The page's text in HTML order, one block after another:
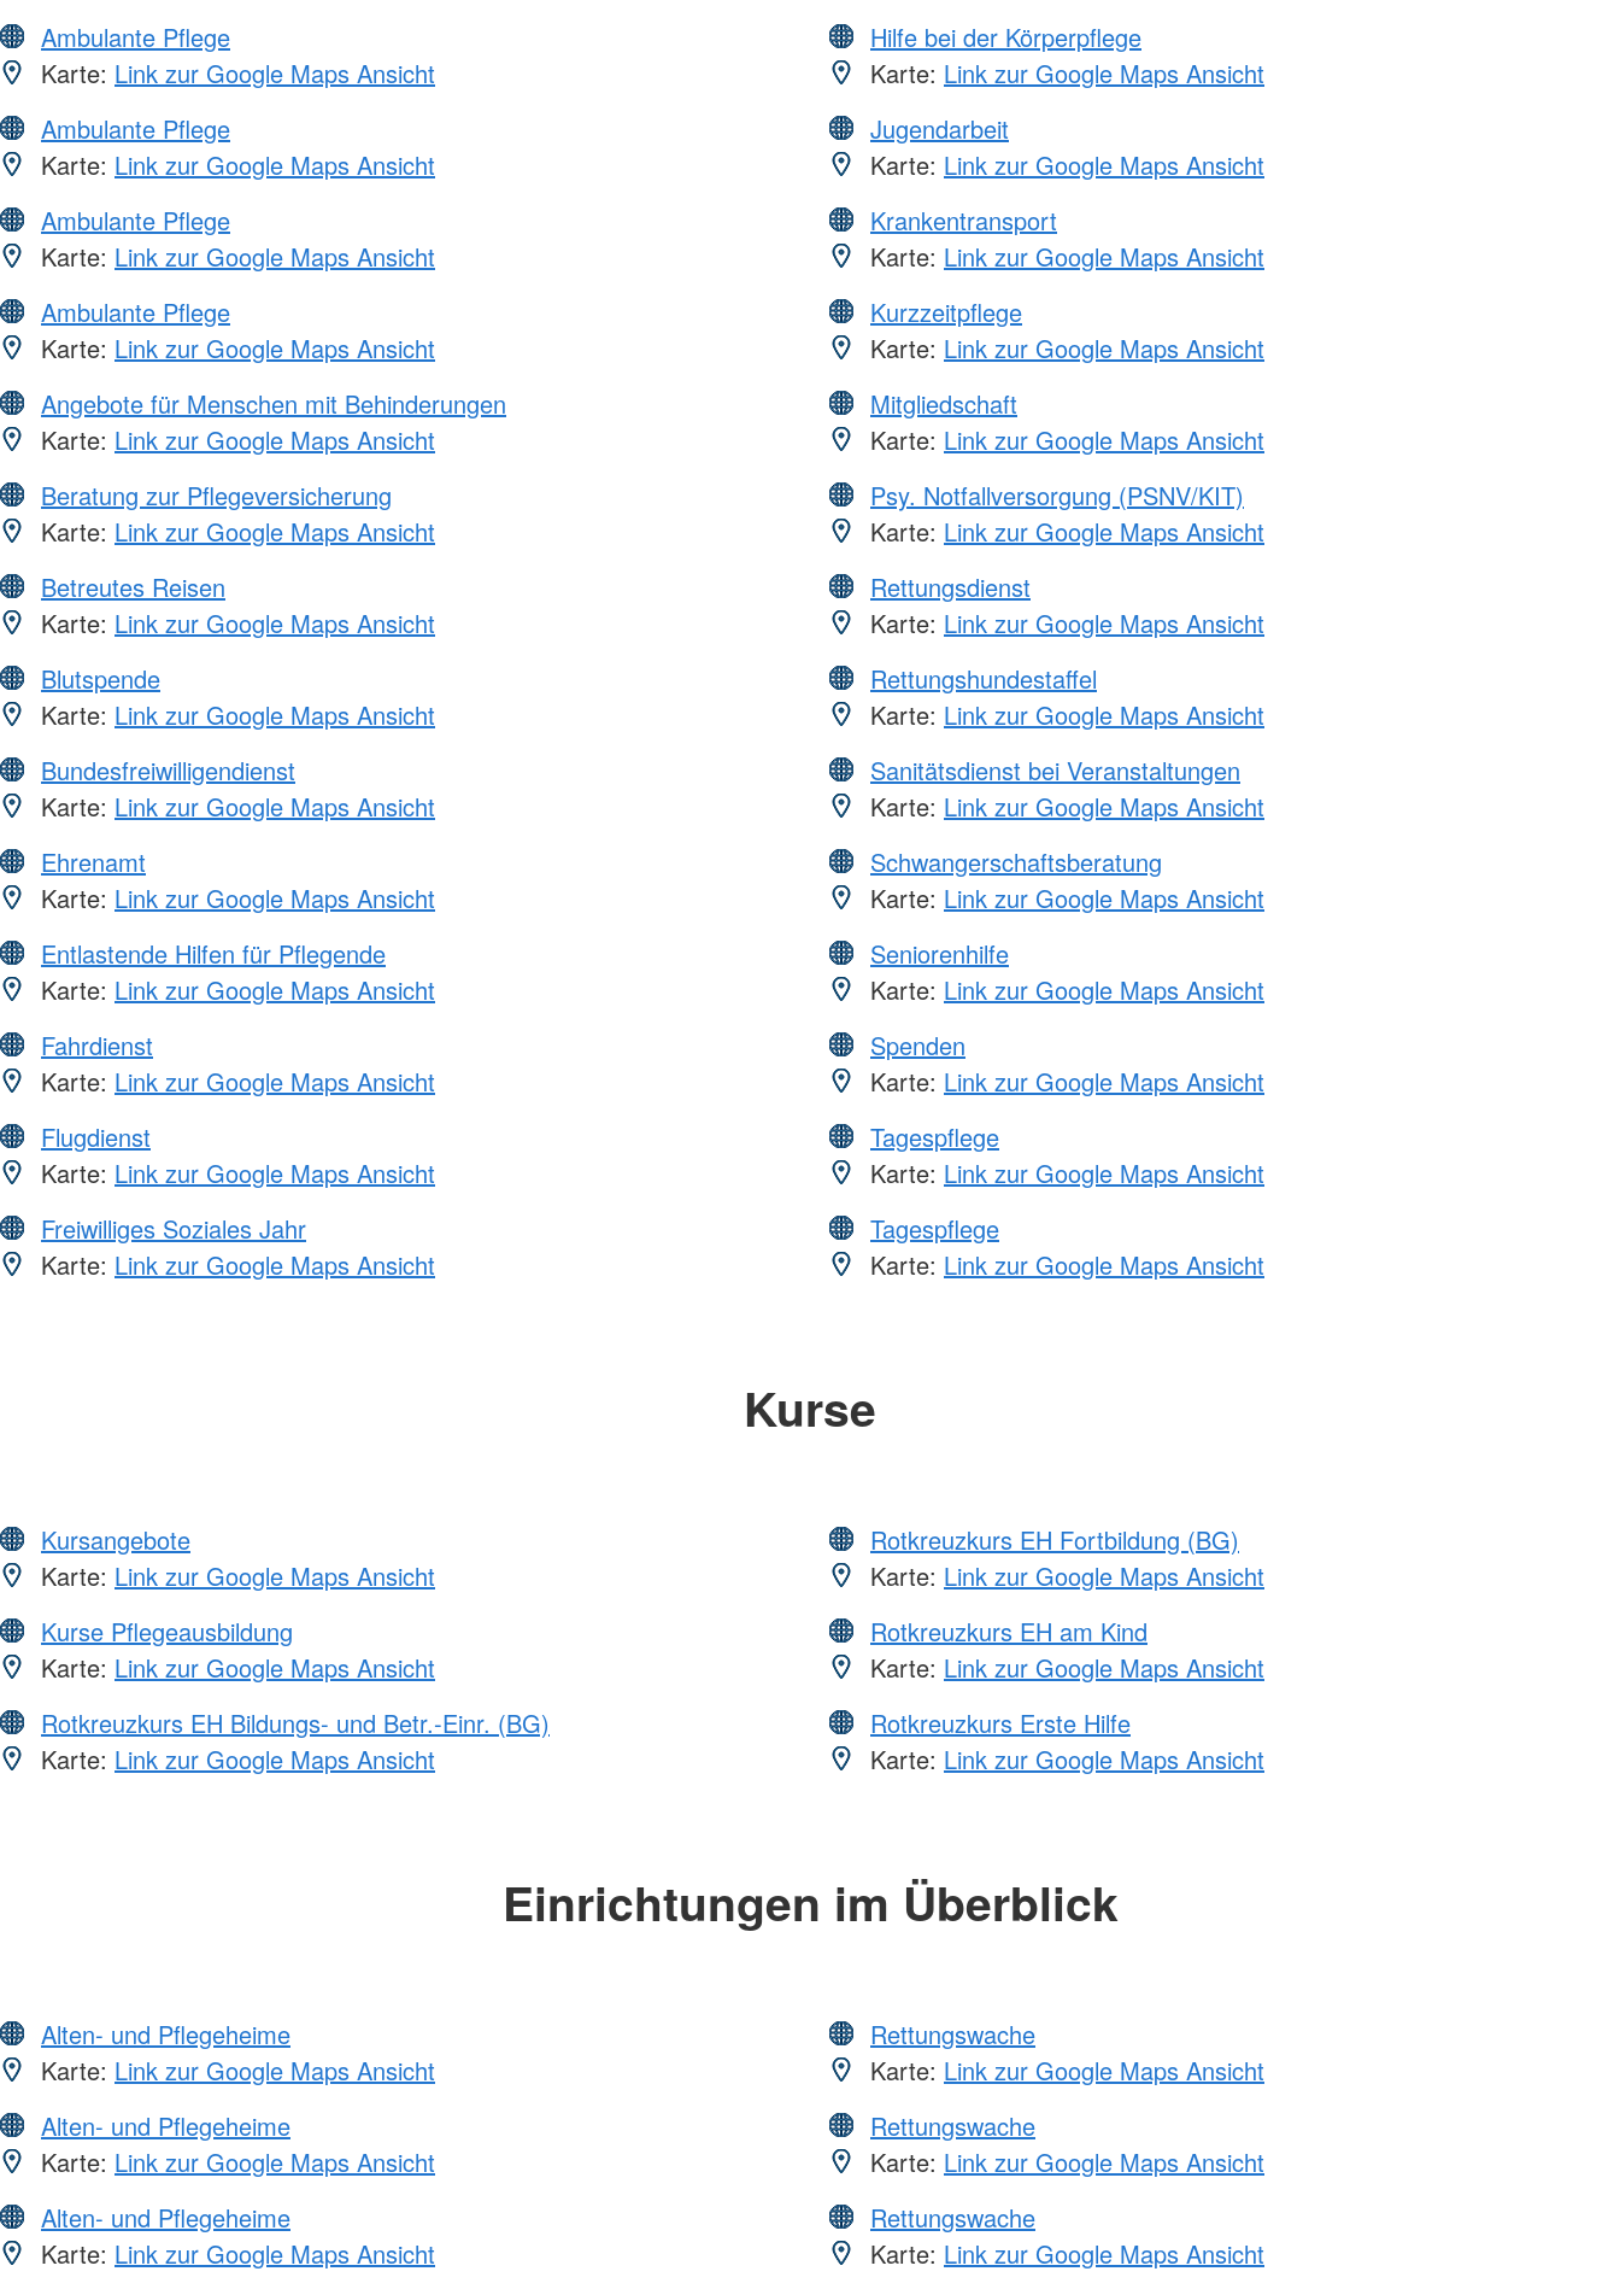
Ambulante Pflege
Karte: Link zur Google Maps Ansicht
Ambulante Pflege
Karte: Link zur Google Maps Ansicht
Ambulante Pflege
Karte: Link zur Google Maps Ansicht
Ambulante Pflege
Karte: Link zur Google Maps Ansicht
Angebote für Menschen mit Behinderungen
Karte: Link zur Google Maps Ansicht
Beratung zur Pflegeversicherung
Karte: Link zur Google Maps Ansicht
Betreutes Reisen
Karte: Link zur Google Maps Ansicht
Blutspende
Karte: Link zur Google Maps Ansicht
Bundesfreiwilligendienst
Karte: Link zur Google Maps Ansicht
Ehrenamt
Karte: Link zur Google Maps Ansicht
Entlastende Hilfen für Pflegende
Karte: Link zur Google Maps Ansicht
Fahrdienst
Karte: Link zur Google Maps Ansicht
Flugdienst
Karte: Link zur Google Maps Ansicht
Freiwilliges Soziales Jahr
Karte: Link zur Google Maps Ansicht
Hilfe bei der Körperpflege
Karte: Link zur Google Maps Ansicht
Jugendarbeit
Karte: Link zur Google Maps Ansicht
Krankentransport
Karte: Link zur Google Maps Ansicht
Kurzzeitpflege
Karte: Link zur Google Maps Ansicht
Mitgliedschaft
Karte: Link zur Google Maps Ansicht
Psy. Notfallversorgung (PSNV/KIT)
Karte: Link zur Google Maps Ansicht
Rettungsdienst
Karte: Link zur Google Maps Ansicht
Rettungshundestaffel
Karte: Link zur Google Maps Ansicht
Sanitätsdienst bei Veranstaltungen
Karte: Link zur Google Maps Ansicht
Schwangerschaftsberatung
Karte: Link zur Google Maps Ansicht
Seniorenhilfe
Karte: Link zur Google Maps Ansicht
Spenden
Karte: Link zur Google Maps Ansicht
Tagespflege
Karte: Link zur Google Maps Ansicht
Tagespflege
Karte: Link zur Google Maps Ansicht
Kurse
Kursangebote
Karte: Link zur Google Maps Ansicht
Kurse Pflegeausbildung
Karte: Link zur Google Maps Ansicht
Rotkreuzkurs EH Bildungs- und Betr.-Einr. (BG)
Karte: Link zur Google Maps Ansicht
Rotkreuzkurs EH Fortbildung (BG)
Karte: Link zur Google Maps Ansicht
Rotkreuzkurs EH am Kind
Karte: Link zur Google Maps Ansicht
Rotkreuzkurs Erste Hilfe
Karte: Link zur Google Maps Ansicht
Einrichtungen im Überblick
Alten- und Pflegeheime
Karte: Link zur Google Maps Ansicht
Alten- und Pflegeheime
Karte: Link zur Google Maps Ansicht
Alten- und Pflegeheime
Karte: Link zur Google Maps Ansicht
Rettungswache
Karte: Link zur Google Maps Ansicht
Rettungswache
Karte: Link zur Google Maps Ansicht
Rettungswache
Karte: Link zur Google Maps Ansicht